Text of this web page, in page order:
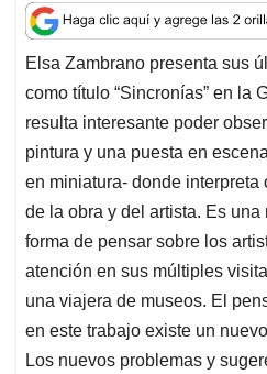
Elsa Zambrano presenta sus
como título “Sincronías” en la
resulta interesante poder
pintura y una puesta en
en miniatura- donde interpreta
de la obra y del artista. Es una
forma de pensar sobre los
atención en sus múltiples
una viajera de museos. El
en este trabajo existe un
Los nuevos problemas y